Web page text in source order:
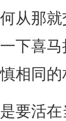
从那
下喜
相同
活在